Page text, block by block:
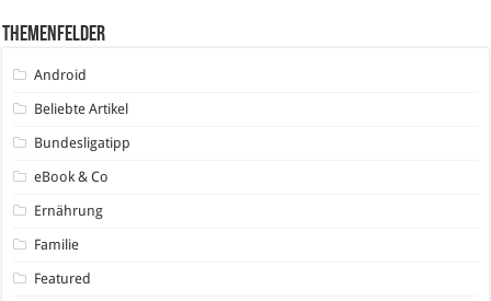
Themenfelder
Android
Beliebte Artikel
Bundesligatipp
eBook & Co
Ernährung
Familie
Featured